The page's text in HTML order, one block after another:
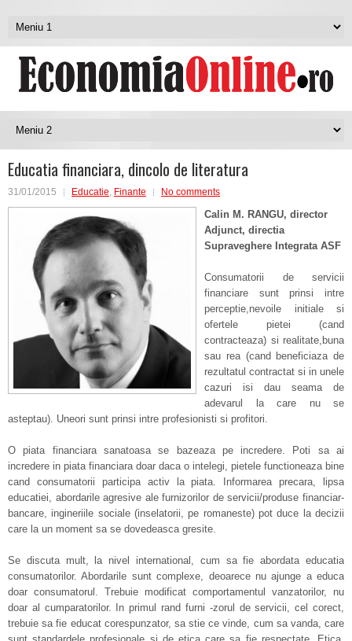
Educatia financiara, dincolo de literatura
31/01/2015 Educatie, Finante No comments
Calin M. RANGU, director
Adjunct, directia
Supraveghere Integrata ASF
Consumatorii de servicii
financiare sunt prinsi intre
perceptie,nevoile initiale si
ofertele pietei (cand
contracteaza) si realitate,buna
sau rea (cand beneficiaza de
rezultatul contractat si in unele
cazuri isi dau seama de
adevarul la care nu se
asteptau). Uneori sunt prinsi intre profesionisti si profitori.
O piata financiara sanatoasa se bazeaza pe incredere. Poti sa ai
incredere in piata financiara doar daca o intelegi, pietele functioneaza bine
cand consumatorii participa activ la piata. Informarea precara, lipsa
educatiei, abordarile agresive ale furnizorilor de servicii/produse financiar-
bancare, ingineriile sociale (inselatorii, pe romaneste) pot duce la decizii
care la un moment sa se dovedeasca gresite.
Se discuta mult, la nivel international, cum sa fie abordata educatia
consumatorilor. Abordarile sunt complexe, deoarece nu ajunge a educa
doar consumatorul. Trebuie modificat comportamentul vanzatorilor, nu
doar al cumparatorilor. In primul rand furni -zorul de servicii, cel corect,
trebuie sa fie educat corespunzator, sa stie ce vinde, cum sa vanda, care